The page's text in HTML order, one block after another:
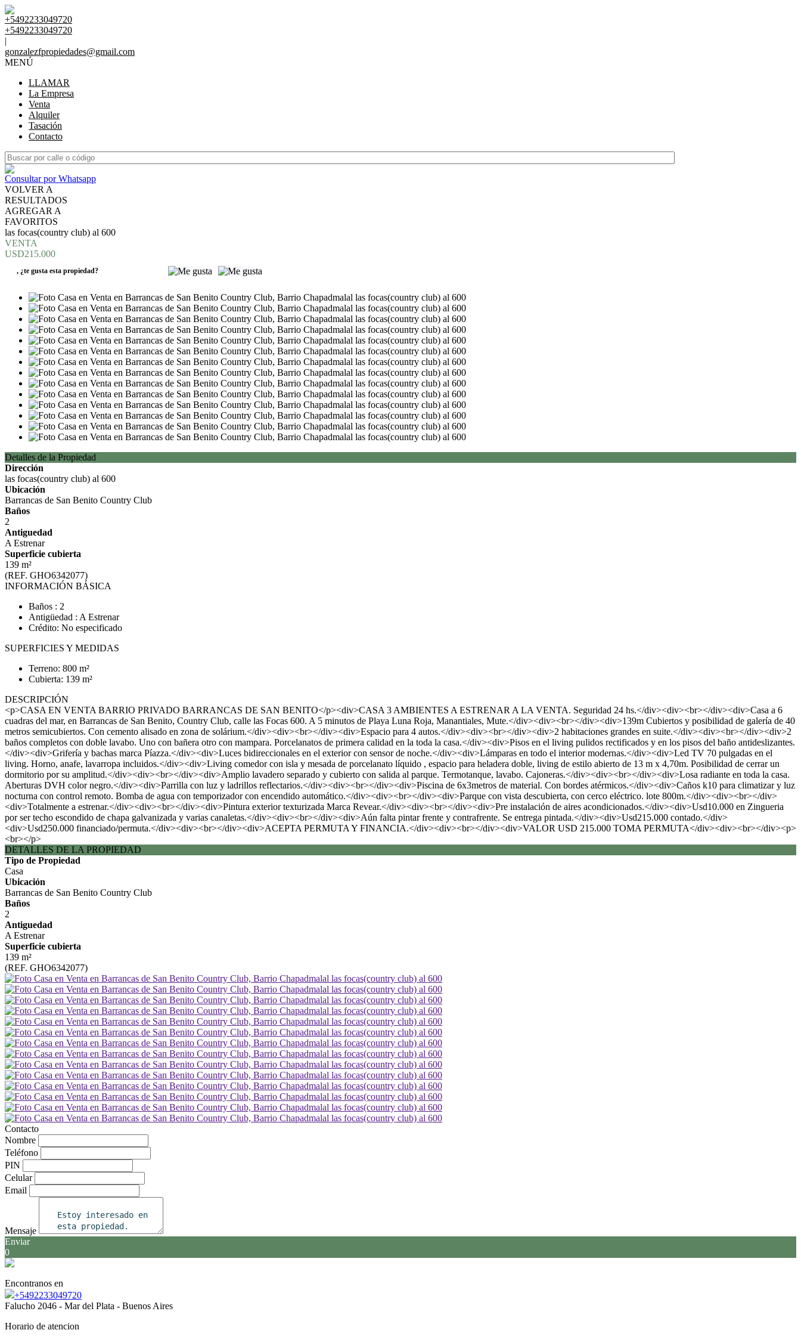
+5492233049720
+5492233049720
|
gonzalezfpropiedades@gmail.com
MENÚ
LLAMAR
La Empresa
Venta
Alquiler
Tasación
Contacto
Consultar por Whatsapp
VOLVER A
RESULTADOS
AGREGAR A
FAVORITOS
las focas(country club) al 600
VENTA
USD215.000
, ¿te gusta esta propiedad?
Detalles de la Propiedad
Dirección
las focas(country club) al 600
Ubicación
Barrancas de San Benito Country Club
Baños
2
Antiguedad
A Estrenar
Superficie cubierta
139 m²
(REF. GHO6342077)
INFORMACIÓN BÁSICA
Baños : 2
Antigüedad : A Estrenar
Crédito: No especificado
SUPERFICIES Y MEDIDAS
Terreno: 800 m²
Cubierta: 139 m²
DESCRIPCIÓN
<p>CASA EN VENTA BARRIO PRIVADO BARRANCAS DE SAN BENITO</p><div>CASA 3 AMBIENTES A ESTRENAR A LA VENTA. Seguridad 24 hs.</div><div><br></div><div>Casa a 6
cuadras del mar, en Barrancas de San Benito, Country Club, calle las Focas 600. A 5 minutos de Playa Luna Roja, Manantiales, Mute.</div><div><br></div><div>139m Cubiertos y posibilidad de galería de 40
metros semicubiertos. Con cemento alisado en zona de solárium.</div><div><br></div><div>Espacio para 4 autos.</div><div><br></div><div>2 habitaciones grandes en suite.</div><div><br></div><div>2
baños completos con doble lavabo. Uno con bañera otro con mampara. Porcelanatos de primera calidad en la toda la casa.</div><div>Pisos en el living pulidos rectificados y en los pisos del baño antideslizantes.
</div><div>Grifería y bachas marca Píazza.</div><div>Luces bidireccionales en el exterior con sensor de noche.</div><div>Lámparas en todo el interior modernas.</div><div>Led TV 70 pulgadas en el
living. Horno, anafe, lavarropa incluidos.</div><div>Living comedor con isla y mesada de porcelanato líquido , espacio para heladera doble, living de estilo abierto de 13 m x 4,70m. Posibilidad de cerrar un
dormitorio por su amplitud.</div><div><br></div><div>Amplio lavadero separado y cubierto con salida al parque. Termotanque, lavabo. Cajoneras.</div><div><br></div><div>Losa radiante en toda la casa.
Aberturas DVH color negro.</div><div>Parrilla con luz y ladrillos reflectarios.</div><div><br></div><div>Piscina de 6x3metros de material. Con bordes atérmicos.</div><div>Caños k10 para climatizar y luz
nocturna con control remoto. Bomba de agua con temporizador con encendido automático.</div><div><br></div><div>Parque con vista descubierta, con cerco eléctrico. lote 800m.</div><div><br></div>
<div>Totalmente a estrenar.</div><div><br></div><div>Pintura exterior texturizada Marca Revear.</div><div><br></div><div>Pre instalación de aires acondicionados.</div><div>Usd10.000 en Zingueria
por ser techo escondido de chapa galvanizada y varias canaletas.</div><div><br></div><div>Aún falta pintar frente y contrafrente. Se entrega pintada.</div><div>Usd215.000 contado.</div>
<div>Usd250.000 financiado/permuta.</div><div><br></div><div>ACEPTA PERMUTA Y FINANCIA.</div><div><br></div><div>VALOR USD 215.000 TOMA PERMUTA</div><div><br></div><p>
<br></p>
DETALLES DE LA PROPIEDAD
Tipo de Propiedad
Casa
Ubicación
Barrancas de San Benito Country Club
Baños
2
Antiguedad
A Estrenar
Superficie cubierta
139 m²
(REF. GHO6342077)
Contacto
Nombre
Teléfono
PIN
Celular
Email
Mensaje
Enviar
0
Encontranos en
+5492233049720
Falucho 2046 - Mar del Plata - Buenos Aires
Horario de atencion